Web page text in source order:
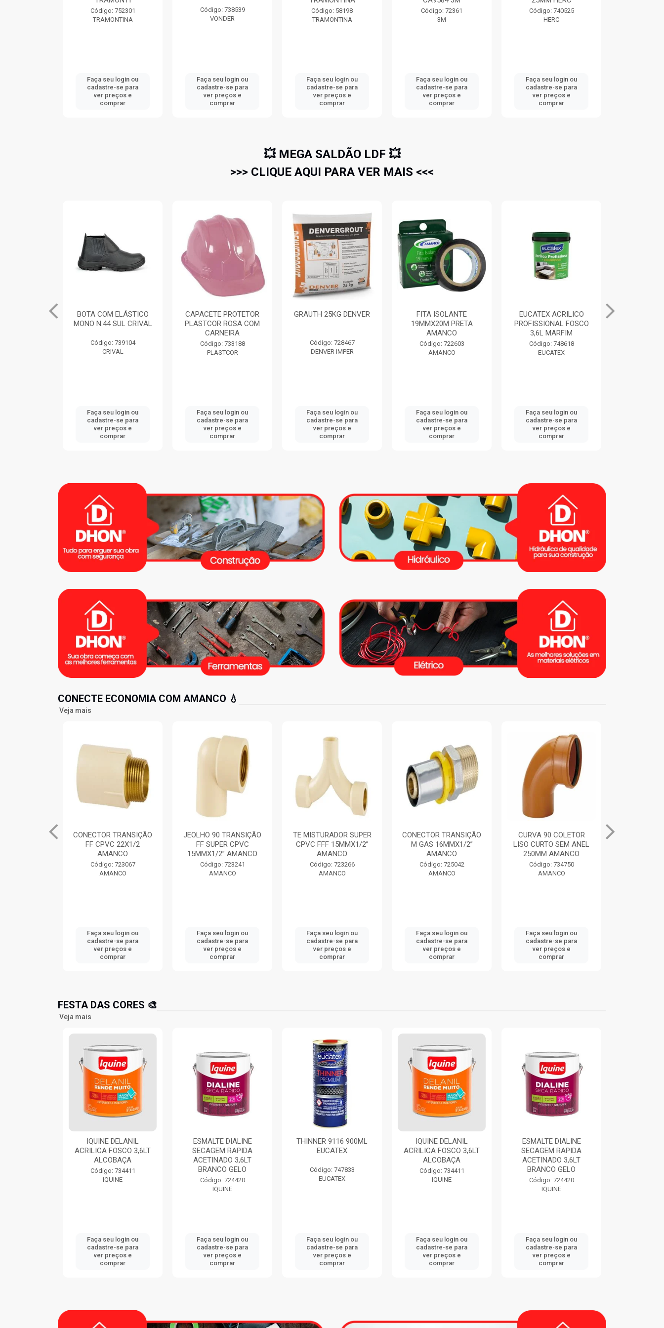
Código: 738539
VONDER
Faça seu login ou
cadastre-se para
ver preços e
comprar
Código: 58198
TRAMONTINA
Faça seu login ou
cadastre-se para
ver preços e
comprar
Código: 72361
3M
Faça seu login ou
cadastre-se para
ver preços e
comprar
Código: 740525
HERC
Faça seu login ou
cadastre-se para
ver preços e
comprar
Código: 752363
TRAMONTINA
Faça seu login ou
cadastre-se para
ver preços e
comprar
💥 MEGA SALDÃO LDF 💥
>>> CLIQUE AQUI PARA VER MAIS <<<
BOTA COM ELÁSTICO
MONO N.44 SUL CRIVAL
Código: 739104
CRIVAL
Faça seu login ou
cadastre-se para
ver preços e
comprar
CAPACETE PROTETOR
PLASTCOR ROSA COM
CARNEIRA
Código: 733188
PLASTCOR
Faça seu login ou
cadastre-se para
ver preços e
comprar
GRAUTH 25KG DENVER
Código: 728467
DENVER IMPER
Faça seu login ou
cadastre-se para
ver preços e
comprar
FITA ISOLANTE
19MMX20M PRETA
AMANCO
Código: 722603
AMANCO
Faça seu login ou
cadastre-se para
ver preços e
comprar
EUCATEX ACRILICO
PROFISSIONAL FOSCO
3,6L MARFIM
Código: 748618
EUCATEX
Faça seu login ou
cadastre-se para
ver preços e
comprar
CONECTE ECONOMIA COM AMANCO 💧
Veja mais
JEOLHO 90 TRANSIÇÃO
FF SUPER CPVC
15MMX1/2” AMANCO
Código: 723241
AMANCO
Faça seu login ou
cadastre-se para
ver preços e
comprar
TE MISTURADOR SUPER
CPVC FFF 15MMX1/2”
AMANCO
Código: 723266
AMANCO
Faça seu login ou
cadastre-se para
ver preços e
comprar
CONECTOR TRANSIÇÃO
M GAS 16MMX1/2”
AMANCO
Código: 725042
AMANCO
Faça seu login ou
cadastre-se para
ver preços e
comprar
CURVA 90 COLETOR
LISO CURTO SEM ANEL
250MM AMANCO
Código: 734750
AMANCO
Faça seu login ou
cadastre-se para
ver preços e
comprar
ANEL DE VEDACAO
ORING COLETORES
250MM AMANCO
Código: 734769
AMANCO
Faça seu login ou
cadastre-se para
ver preços e
comprar
FESTA DAS CORES 🎨
Veja mais
ESMALTE DIALINE
SECAGEM RAPIDA
ACETINADO 3,6LT
BRANCO GELO
Código: 724420
Faça seu login ou
cadastre-se para
ver preços e
comprar
THINNER 9116 900ML
EUCATEX
Código: 747833
EUCATEX
Faça seu login ou
cadastre-se para
ver preços e
comprar
IQUINE DELANIL
ACRILICA FOSCO 3,6LT
Código: 734411
Faça seu login ou
cadastre-se para
ver preços e
comprar
ESMALTE DIALINE
SECAGEM RAPIDA
ACETINADO 3,6LT
BRANCO GELO
Código: 724420
Faça seu login ou
cadastre-se para
ver preços e
comprar
THINNER 9116 900ML
EUCATEX
Código: 747833
EUCATEX
Faça seu login ou
cadastre-se para
ver preços e
comprar